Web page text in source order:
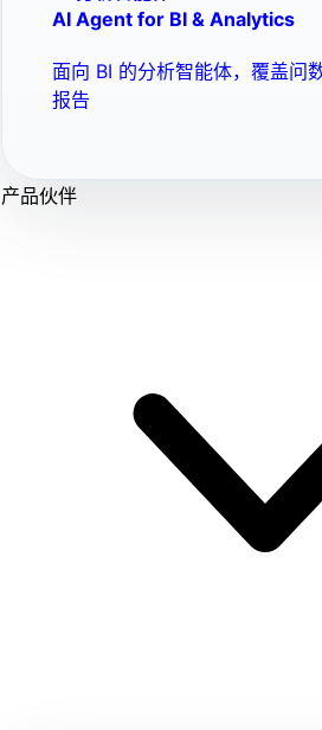
AI Agent for BI & Analytics
面向 BI 的分析智能体，覆盖问
报告
产品伙伴